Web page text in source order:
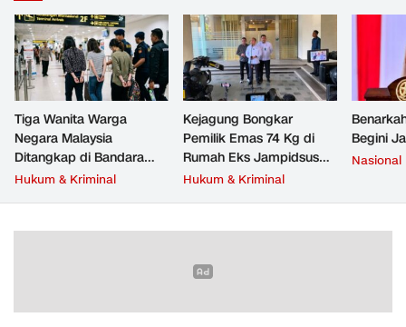
Tiga Wanita Warga
Negara Malaysia
Ditangkap di Bandara
Soetta, Bawa Beragam
Hukum & Kriminal
Kejagung Bongkar
Pemilik Emas 74 Kg di
Rumah Eks Jampidsus
Febrie Adriansyah
Hukum & Kriminal
Begini
Nasional